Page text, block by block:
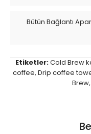
Bütün Bağlantı
Etiketler:Cold Brew
coffee, Drip coffee
Brew,